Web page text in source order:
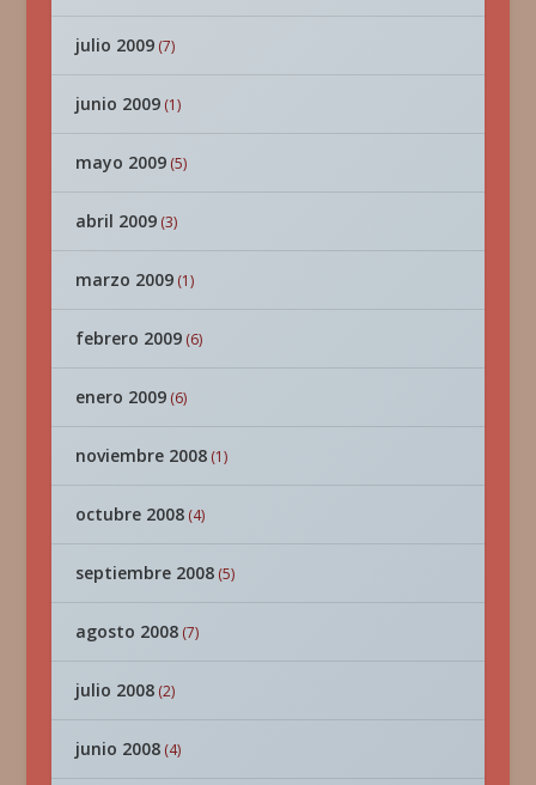
julio 2009(7)
junio 2009(1)
mayo 2009(5)
abril 2009(3)
marzo 2009(1)
febrero 2009(6)
enero 2009(6)
noviembre 2008(1)
octubre 2008(4)
septiembre 2008(5)
agosto 2008(7)
julio 2008(2)
junio 2008(4)